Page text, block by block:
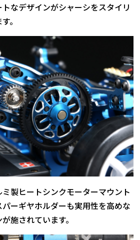
なデザインがシャーシをスタイリ
。
製ヒートシンクモーターマウント
ーギヤホルダーも実用性を高めな
施されています。